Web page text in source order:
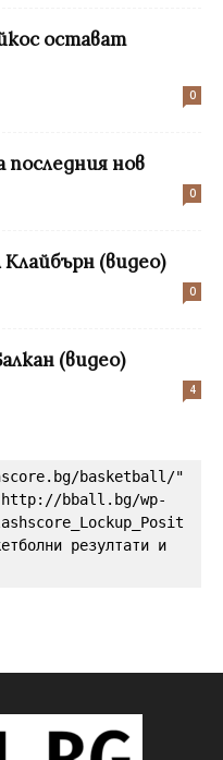
остават
0
последния нов
0
(видео)
0
(видео)
4
basketball/"
bball.bg/wp-
резултати и